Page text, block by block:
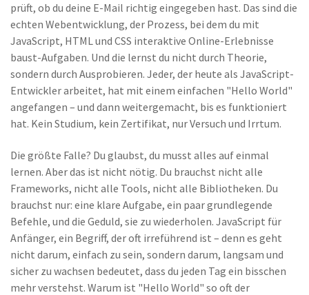
prüft, ob du deine E-Mail richtig eingegeben hast. Das sind die
echten Webentwicklung, der Prozess, bei dem du mit
JavaScript, HTML und CSS interaktive Online-Erlebnisse
baust-Aufgaben. Und die lernst du nicht durch Theorie,
sondern durch Ausprobieren. Jeder, der heute als JavaScript-
Entwickler arbeitet, hat mit einem einfachen "Hello World"
angefangen – und dann weitergemacht, bis es funktioniert
hat. Kein Studium, kein Zertifikat, nur Versuch und Irrtum.
Die größte Falle? Du glaubst, du musst alles auf einmal
lernen. Aber das ist nicht nötig. Du brauchst nicht alle
Frameworks, nicht alle Tools, nicht alle Bibliotheken. Du
brauchst nur: eine klare Aufgabe, ein paar grundlegende
Befehle, und die Geduld, sie zu wiederholen. JavaScript für
Anfänger, ein Begriff, der oft irreführend ist – denn es geht
nicht darum, einfach zu sein, sondern darum, langsam und
sicher zu wachsen bedeutet, dass du jeden Tag ein bisschen
mehr verstehst. Warum ist "Hello World" so oft der